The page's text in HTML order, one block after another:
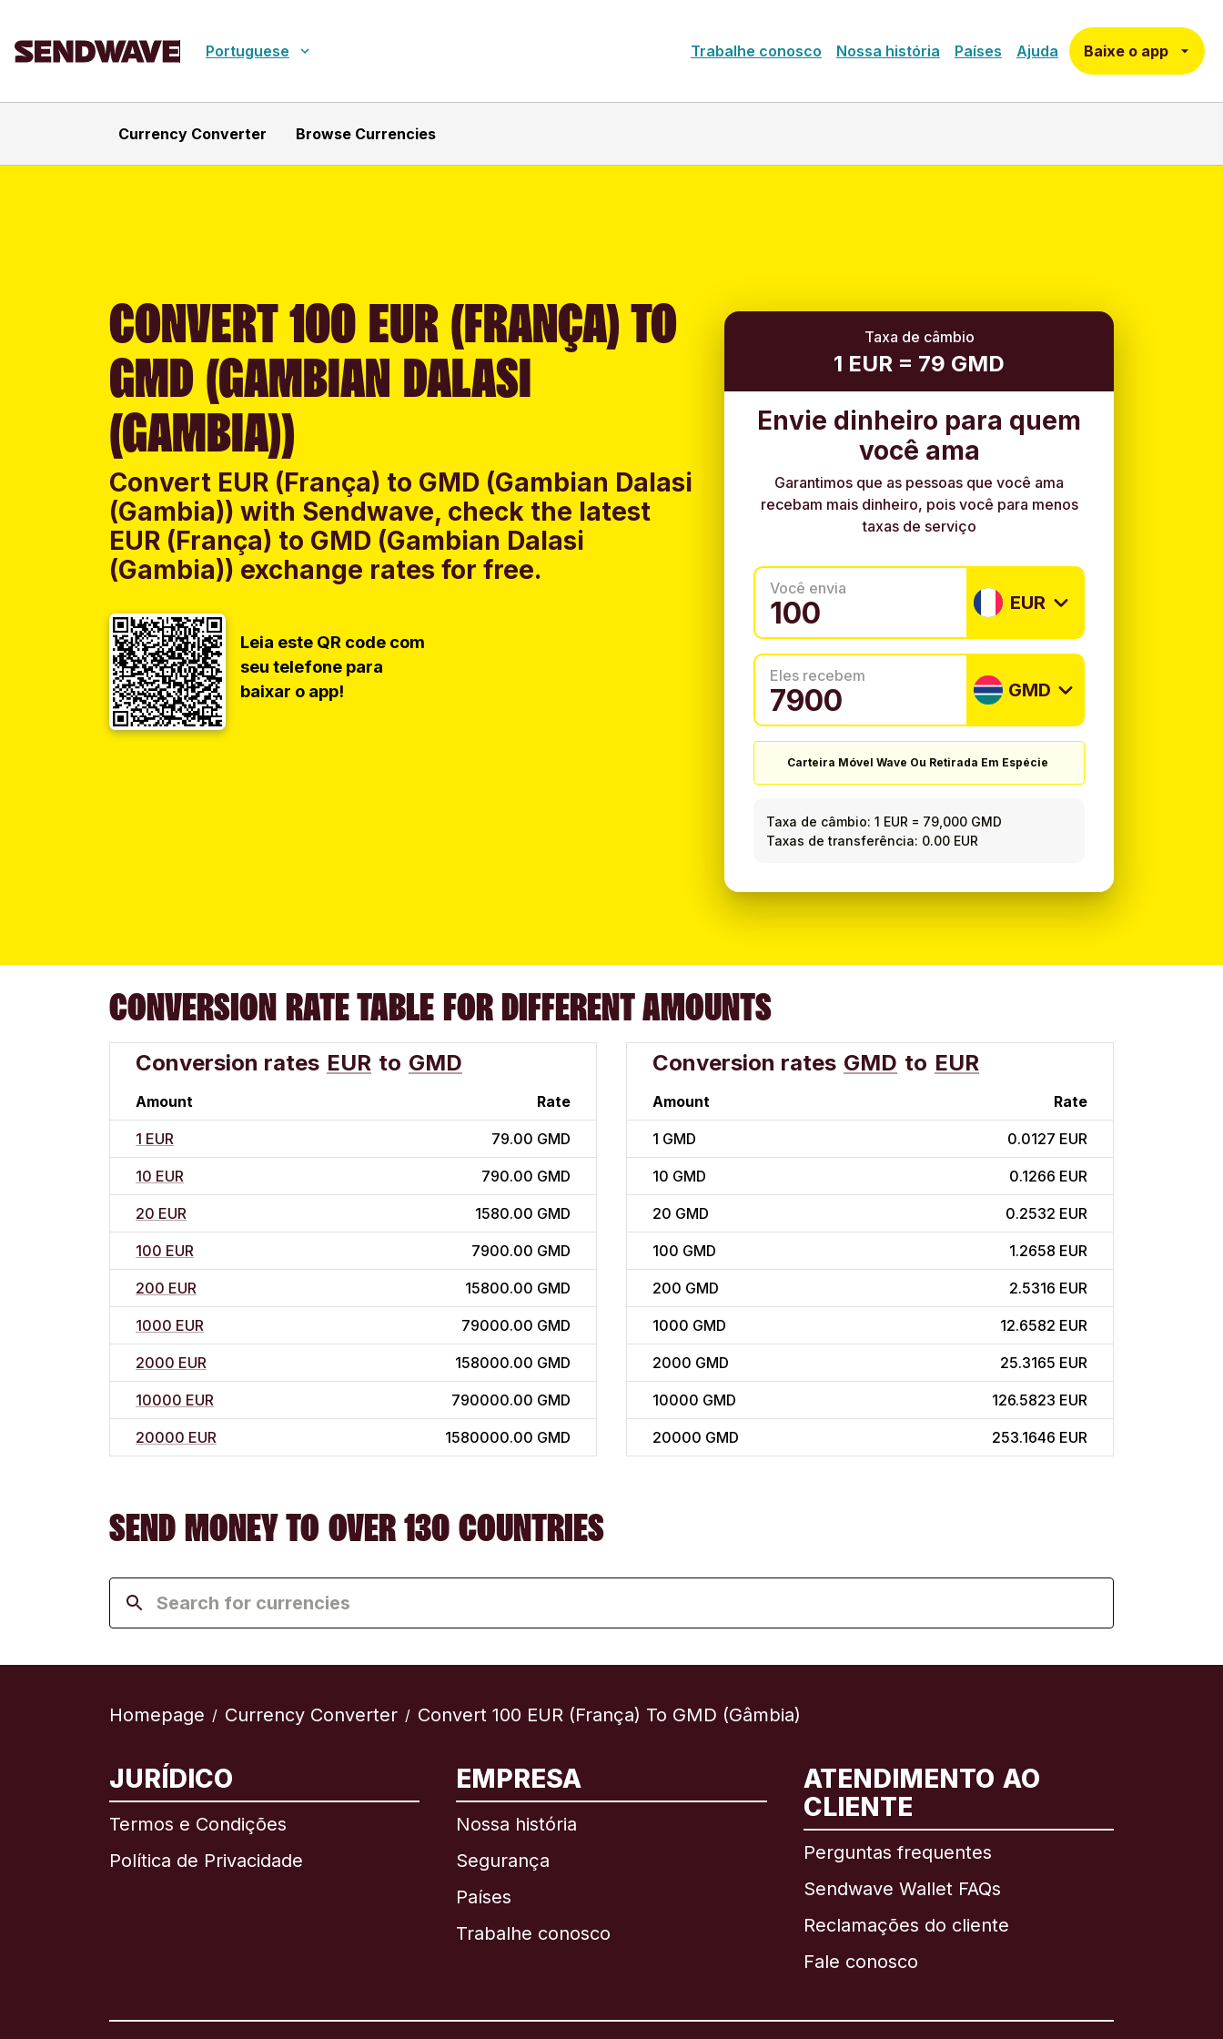
Portuguese Trabalhe conosco Nossa história Países Ajuda Baixe o app
Currency Converter Browse Currencies
CONVERT 100 EUR (FRANÇA) TO
GMD (GAMBIAN DALASI
(GAMBIA))
Convert EUR (França) to GMD (Gambian Dalasi
(Gambia)) with Sendwave, check the latest
EUR (França) to GMD (Gambian Dalasi
(Gambia)) exchange rates for free.
Leia este QR code com
seu telefone para
baixar o app!
Taxa de câmbio
1 EUR = 79 GMD
Envie dinheiro para quem
você ama
Garantimos que as pessoas que você ama
recebam mais dinheiro, pois você para menos
taxas de serviço
Você envia
EUR
Eles recebem
GMD
Carteira Móvel Wave Ou Retirada Em Espécie
Taxa de câmbio: 1 EUR = 79,000 GMD
Taxas de transferência: 0.00 EUR
CONVERSION RATE TABLE FOR DIFFERENT AMOUNTS
Conversion rates EUR to GMD
Amount Rate
1 EUR 79.00 GMD
10 EUR 790.00 GMD
20 EUR 1580.00 GMD
100 EUR 7900.00 GMD
200 EUR 15800.00 GMD
1000 EUR 79000.00 GMD
2000 EUR 158000.00 GMD
10000 EUR 790000.00 GMD
20000 EUR 1580000.00 GMD
Conversion rates GMD to EUR
Amount Rate
1 GMD 0.0127 EUR
10 GMD 0.1266 EUR
20 GMD 0.2532 EUR
100 GMD 1.2658 EUR
200 GMD 2.5316 EUR
1000 GMD 12.6582 EUR
2000 GMD 25.3165 EUR
10000 GMD 126.5823 EUR
20000 GMD 253.1646 EUR
SEND MONEY TO OVER 130 COUNTRIES
Homepage / Currency Converter / Convert 100 EUR (França) To GMD (Gâmbia)
JURÍDICO
Termos e Condições
Política de Privacidade
EMPRESA
Nossa história
Segurança
Países
Trabalhe conosco
ATENDIMENTO AO
CLIENTE
Perguntas frequentes
Sendwave Wallet FAQs
Reclamações do cliente
Fale conosco
Internacional English